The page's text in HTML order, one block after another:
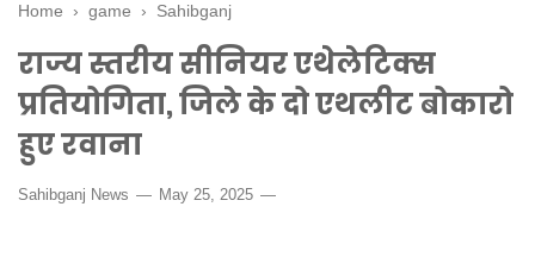
Home › game › Sahibganj
राज्य स्तरीय सीनियर एथेलेटिक्स
प्रतियोगिता, जिले के दो एथलीट बोकारो
हुए रवाना
Sahibganj News May 25, 2025